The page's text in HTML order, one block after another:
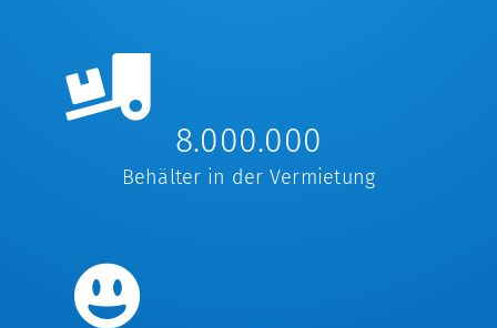
8.000.000
Behälter in der Vermietung